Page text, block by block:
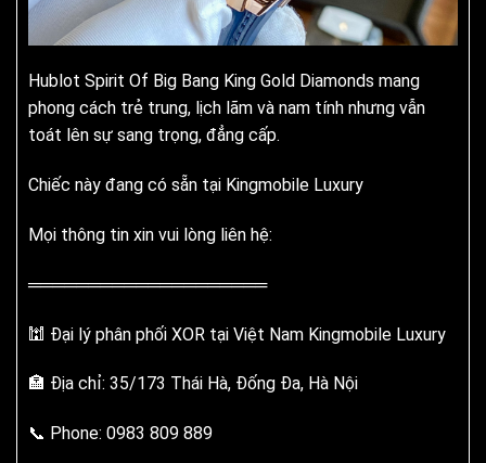
Hublot Spirit Of Big Bang King Gold Diamonds mang
phong cách trẻ trung, lịch lãm và nam tính nhưng vẫn
toát lên sự sang trọng, đẳng cấp.
Chiếc này đang có sẵn tại Kingmobile Luxury
Mọi thông tin xin vui lòng liên hệ:
════════════════════
🕍 Đại lý phân phối XOR tại Việt Nam Kingmobile Luxury
🏣 Địa chỉ: 35/173 Thái Hà, Đống Đa, Hà Nội
📞 Phone: 0983 809 889